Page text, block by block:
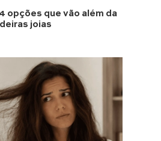
opções que vão além da
joias